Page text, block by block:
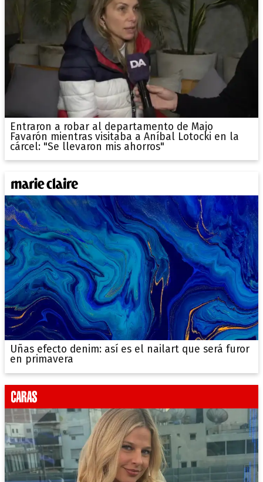
Entraron a robar al departamento de Majo
Favarón mientras visitaba a Aníbal Lotocki en la
cárcel: "Se llevaron mis ahorros"
Uñas efecto denim: así es el nailart que será furor
en primavera